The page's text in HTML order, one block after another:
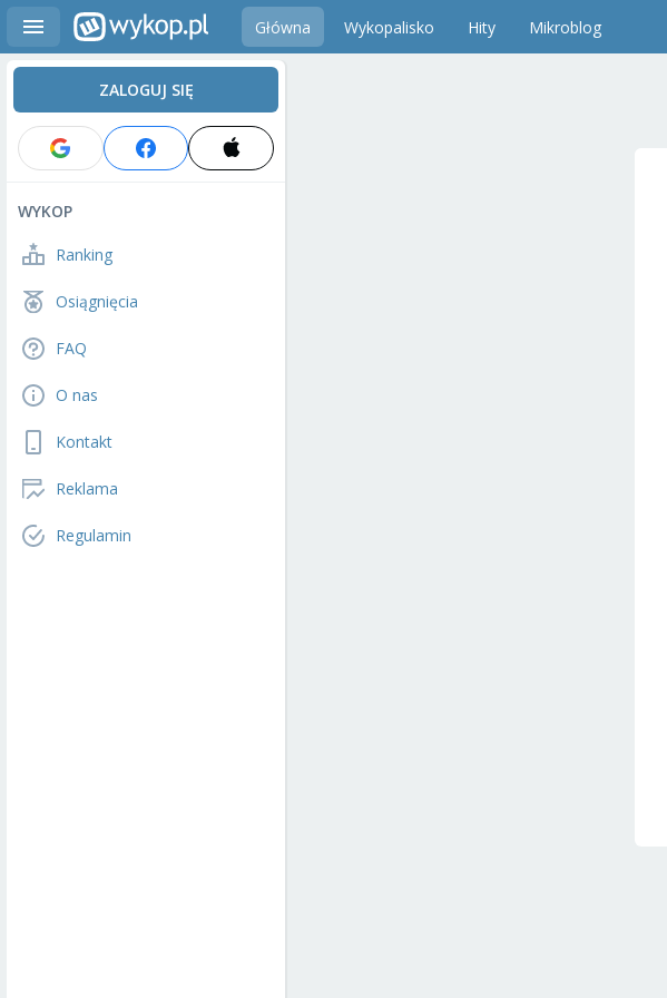
Główna Wykopalisko Hity Mikroblog
ZALOGUJ SIĘ
WYKOP
Ranking
Osiągnięcia
FAQ
O nas
Kontakt
Reklama
Regulamin